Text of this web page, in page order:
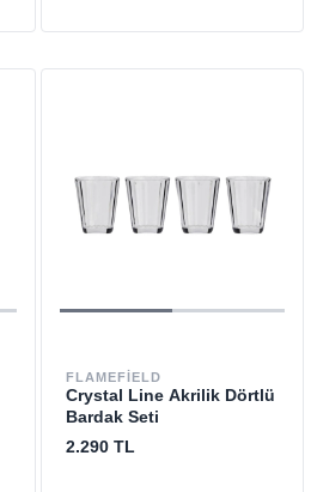
FLAMEFIELD
Crystal Line Akrilik Dörtlü
Bardak Seti
2.290 TL